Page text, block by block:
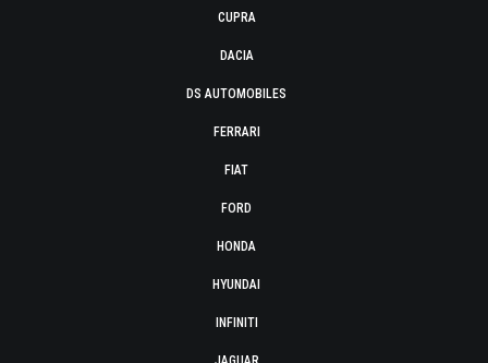
CUPRA
DACIA
DS AUTOMOBILES
FERRARI
FIAT
FORD
HONDA
HYUNDAI
INFINITI